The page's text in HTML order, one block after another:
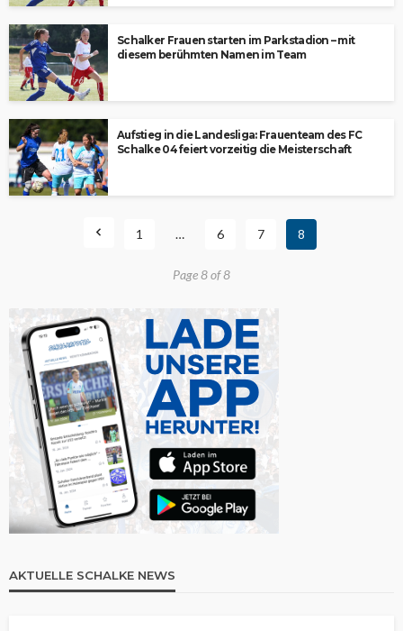
Schalker Frauen starten im Parkstadion – mit
diesem berühmten Namen im Team
Aufstieg in die Landesliga: Frauenteam des FC
Schalke 04 feiert vorzeitig die Meisterschaft
1 … 6 7 8
Page 8 of 8
AKTUELLE SCHALKE NEWS